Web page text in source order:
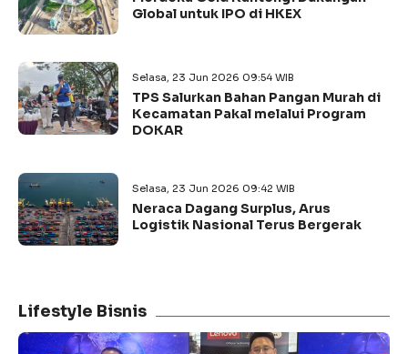
Global untuk IPO di HKEX
Selasa, 23 Jun 2026 09:54 WIB
TPS Salurkan Bahan Pangan Murah di
Kecamatan Pakal melalui Program
DOKAR
Selasa, 23 Jun 2026 09:42 WIB
Neraca Dagang Surplus, Arus
Logistik Nasional Terus Bergerak
Lifestyle Bisnis